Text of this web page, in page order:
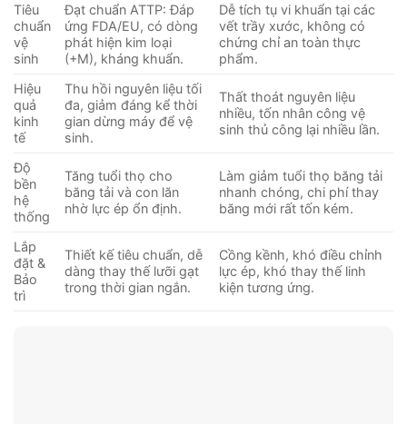
Tiêu
chuẩn
vệ
sinh
Đạt chuẩn ATTP: Đáp
ứng FDA/EU, có dòng
phát hiện kim loại
(+M), kháng khuẩn.
Dễ tích tụ vi khuẩn tại các
vết trầy xước, không có
chứng chỉ an toàn thực
phẩm.
Hiệu
quả
kinh
tế
Thu hồi nguyên liệu tối
đa, giảm đáng kể thời
gian dừng máy để vệ
sinh.
Thất thoát nguyên liệu
nhiều, tốn nhân công vệ
sinh thủ công lại nhiều lần.
Độ
bền
hệ
thống
Tăng tuổi thọ cho
băng tải và con lăn
nhờ lực ép ổn định.
Làm giảm tuổi thọ băng tải
nhanh chóng, chi phí thay
băng mới rất tốn kém.
Lắp
đặt &
Bảo
trì
Thiết kế tiêu chuẩn, dễ
dàng thay thế lưỡi gạt
trong thời gian ngắn.
Cồng kềnh, khó điều chỉnh
lực ép, khó thay thế linh
kiện tương ứng.